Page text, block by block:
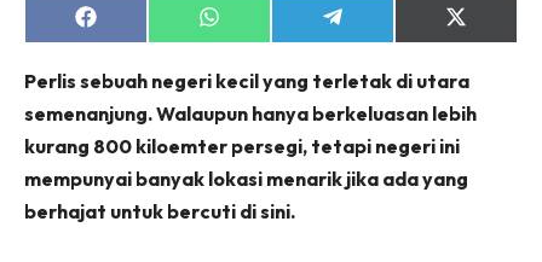
Share
on
Share
on
Share
on
Share
on
(Twitter)
Perlis sebuah negeri kecil yang terletak di utara
semenanjung. Walaupun hanya berkeluasan lebih
kurang 800 kiloemter persegi, tetapi negeri ini
mempunyai banyak lokasi menarik jika ada yang
berhajat untuk bercuti di sini.